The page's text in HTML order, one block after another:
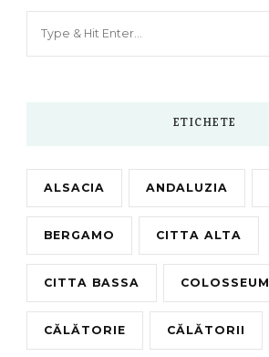
ETICHETE
ALSACIA ANDALUZIA
BERGAMO CITTA ALTA
CITTA BASSA COLOSSEUM
CĂLĂTORIE CĂLĂTORII